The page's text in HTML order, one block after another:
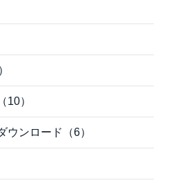
10）
ウンロード（6）